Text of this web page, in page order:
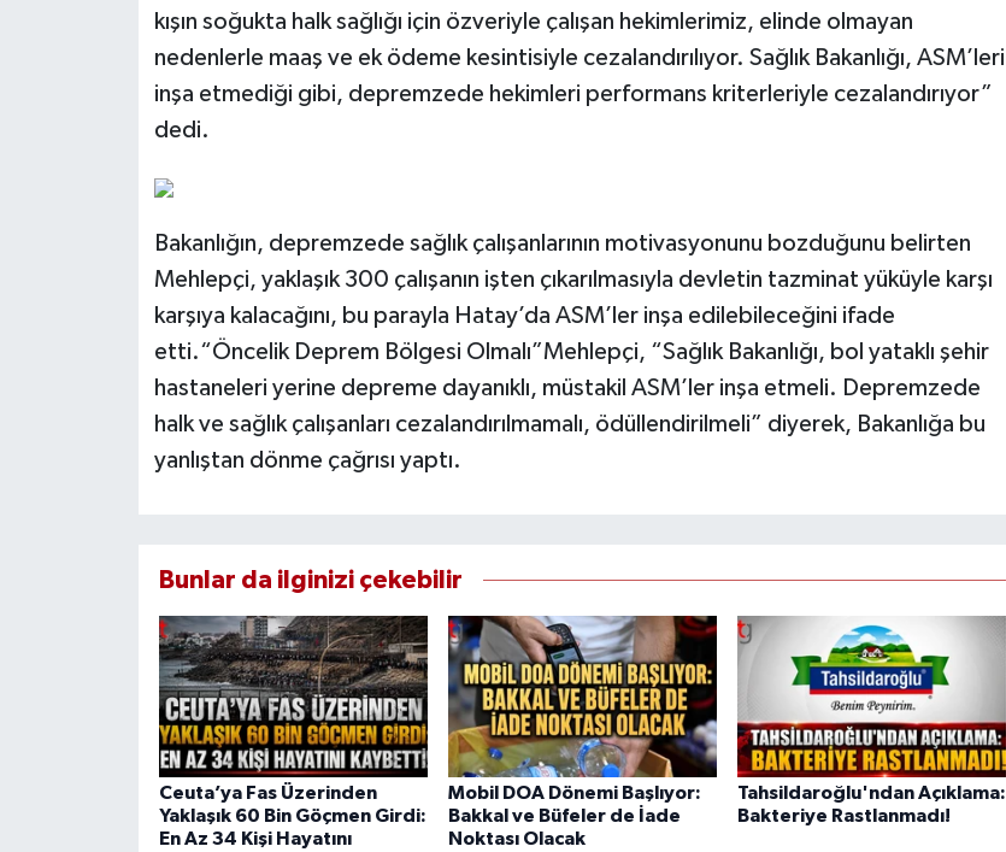
kışın soğukta halk sağlığı için özveriyle çalışan hekimlerimiz, elinde olmayan
nedenlerle maaş ve ek ödeme kesintisiyle cezalandırılıyor. Sağlık Bakanlığı, ASM’leri
inşa etmediği gibi, depremzede hekimleri performans kriterleriyle cezalandırıyor”
dedi.
Bakanlığın, depremzede sağlık çalışanlarının motivasyonunu bozduğunu belirten
Mehlepçi, yaklaşık 300 çalışanın işten çıkarılmasıyla devletin tazminat yüküyle karşı
karşıya kalacağını, bu parayla Hatay’da ASM’ler inşa edilebileceğini ifade
etti.“Öncelik Deprem Bölgesi Olmalı”Mehlepçi, “Sağlık Bakanlığı, bol yataklı şehir
hastaneleri yerine depreme dayanıklı, müstakil ASM’ler inşa etmeli. Depremzede
halk ve sağlık çalışanları cezalandırılmamalı, ödüllendirilmeli” diyerek, Bakanlığa bu
yanlıştan dönme çağrısı yaptı.
Bunlar da ilginizi çekebilir
Ceuta’ya Fas Üzerinden
Yaklaşık 60 Bin Göçmen Girdi:
En Az 34 Kişi Hayatını
Mobil DOA Dönemi Başlıyor:
Bakkal ve Büfeler de İade
Noktası Olacak
Tahsildaroğlu'ndan Açıklama:
Bakteriye Rastlanmadı!